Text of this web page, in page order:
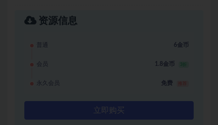
资源信息
普通 6金币
会员 1.8金币 3折
永久会员 免费
立即购买